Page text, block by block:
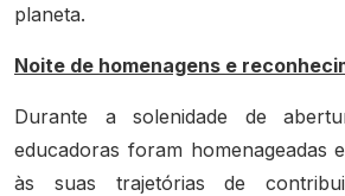
planeta.
Noite de homenagens e
Durante a solenidade de
educadoras foram homenageadas
às suas trajetórias de